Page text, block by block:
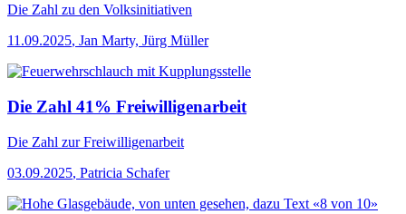
Die Zahl zu den Volksinitiativen
11.09.2025, Jan Marty, Jürg Müller
Die Zahl 41% Freiwilligenarbeit
Die Zahl zur Freiwilligenarbeit
03.09.2025, Patricia Schafer